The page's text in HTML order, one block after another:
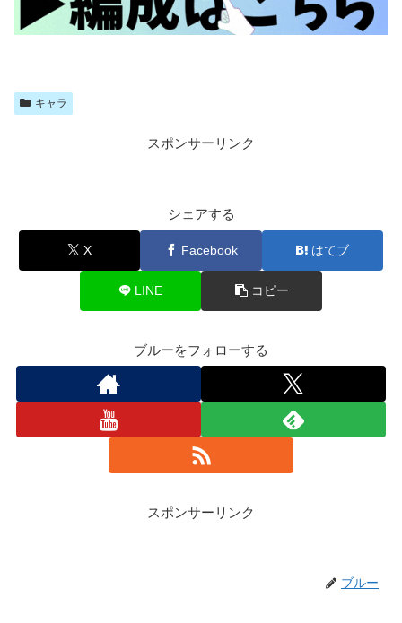
キャラ
スポンサーリンク
シェアする
X Facebook はてブ
LINE コピー
ブルーをフォローする
スポンサーリンク
ブルー